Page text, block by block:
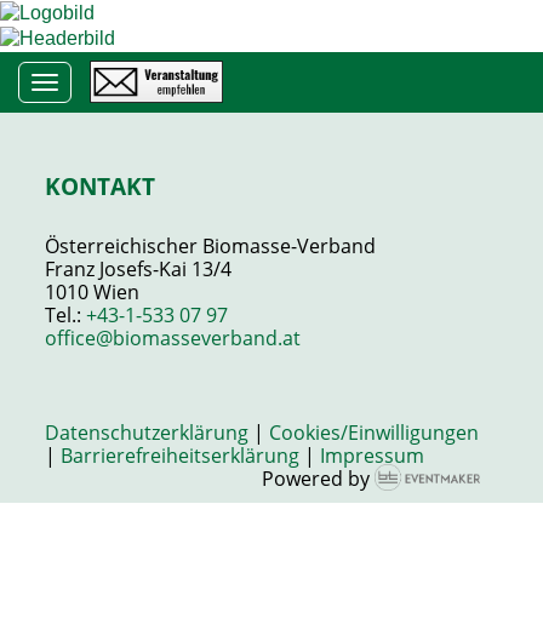
Toggle navigation
KONTAKT
Österreichischer Biomasse-Verband
Franz Josefs-Kai 13/4
1010 Wien
Tel.: +43-1-533 07 97
office@biomasseverband.at
Datenschutzerklärung | Cookies/Einwilligungen
| Barrierefreiheitserklärung | Impressum
Powered by